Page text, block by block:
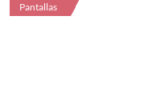
Pantallas